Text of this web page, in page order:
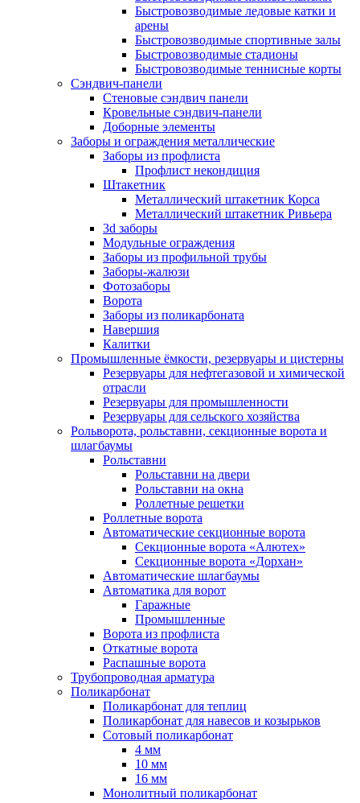
Быстровозводимые ледовые катки и
арены
Быстровозводимые спортивные залы
Быстровозводимые стадионы
Быстровозводимые теннисные корты
Сэндвич-панели
Стеновые сэндвич панели
Кровельные сэндвич-панели
Доборные элементы
Заборы и ограждения металлические
Заборы из профлиста
Профлист некондиция
Штакетник
Металлический штакетник Корса
Металлический штакетник Ривьера
3d заборы
Модульные ограждения
Заборы из профильной трубы
Заборы-жалюзи
Фотозаборы
Ворота
Заборы из поликарбоната
Навершия
Калитки
Промышленные ёмкости, резервуары и цистерны
Резервуары для нефтегазовой и химической
отрасли
Резервуары для промышленности
Резервуары для сельского хозяйства
Рольворота, рольставни, секционные ворота и
шлагбаумы
Рольставни
Рольставни на двери
Рольставни на окна
Роллетные решетки
Роллетные ворота
Автоматические секционные ворота
Секционные ворота «Алютех»
Секционные ворота «Дорхан»
Автоматические шлагбаумы
Автоматика для ворот
Гаражные
Промышленные
Ворота из профлиста
Откатные ворота
Распашные ворота
Трубопроводная арматура
Поликарбонат
Поликарбонат для теплиц
Поликарбонат для навесов и козырьков
Сотовый поликарбонат
4 мм
10 мм
16 мм
Монолитный поликарбонат